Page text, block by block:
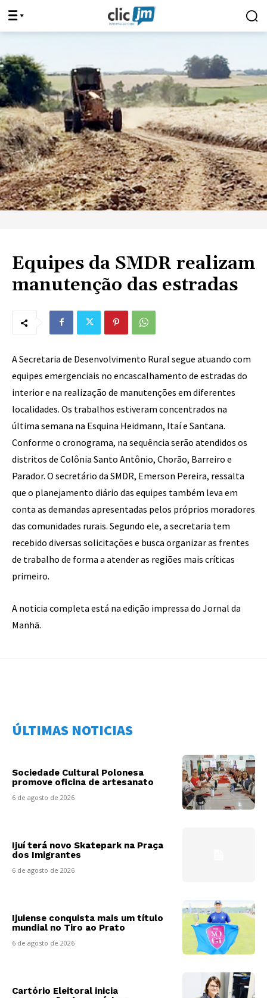
Equipes da SMDR realizam
manutenção das estradas
A Secretaria de Desenvolvimento Rural segue atuando com
equipes emergenciais no encascalhamento de estradas do
interior e na realização de manutenções em diferentes
localidades. Os trabalhos estiveram concentrados na
última semana na Esquina Heidmann, Itaí e Santana.
Conforme o cronograma, na sequência serão atendidos os
distritos de Colônia Santo Antônio, Chorão, Barreiro e
Parador. O secretário da SMDR, Emerson Pereira, ressalta
que o planejamento diário das equipes também leva em
conta as demandas apresentadas pelos próprios moradores
das comunidades rurais. Segundo ele, a secretaria tem
recebido diversas solicitações e busca organizar as frentes
de trabalho de forma a atender as regiões mais críticas
primeiro.
A noticia completa está na edição impressa do Jornal da
Manhã.
ÚLTIMAS NOTICIAS
Sociedade Cultural Polonesa
promove oficina de artesanato
6 de agosto de 2026
Ijuí terá novo Skatepark na Praça
dos Imigrantes
6 de agosto de 2026
Ijuiense conquista mais um título
mundial no Tiro ao Prato
6 de agosto de 2026
Cartório Eleitoral inicia